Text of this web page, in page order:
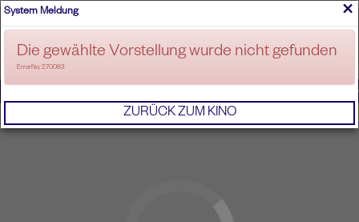
ANMELDEN
×
System Meldung
Die gewählte Vorstellung wurde nicht gefunden
ErrorNo. 270083
ZURÜCK ZUM KINO